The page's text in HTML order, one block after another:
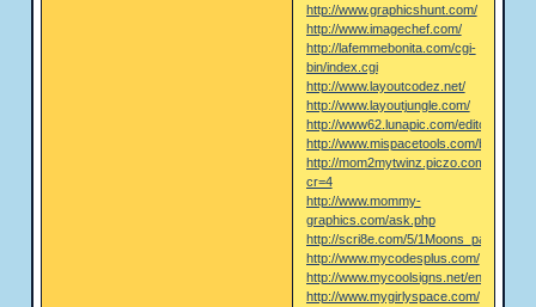
http://www.graphicshunt.com/
http://www.imagechef.com/
http://lafemmebonita.com/cgi-
bin/index.cgi
http://www.layoutcodez.net/
http://www.layoutjungle.com/
http://www62.lunapic.com/editor/?
http://www.mispacetools.com/bulletins/
http://mom2mytwinz.piczo.com/?
cr=4
http://www.mommy-
graphics.com/ask.php
http://scri8e.com/5/
http://www.mycodesplus.com/
http://www.mycoolsigns.net/en/
http://www.mygirlyspace.com/